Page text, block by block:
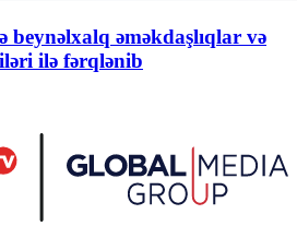
əməkdaşlıqlar və
ilə fərqlənib